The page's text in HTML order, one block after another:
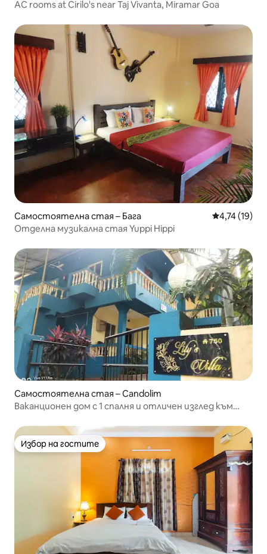
AC rooms at Cirilo's near Taj Vivanta, Miramar Goa
Самостоятелна стая – Бага Средна
4,74 (19)
Отделна музикална стая Yuppi Hippi
Самостоятелна стая – Candolim
Ваканционен дом с 1 спалня и отличен изглед към
Избор на гостите
Избор на гостите